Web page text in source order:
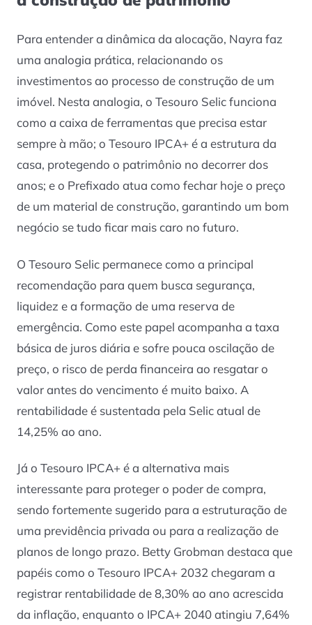
Para entender a dinâmica da alocação, Nayra faz
uma analogia prática, relacionando os
investimentos ao processo de construção de um
imóvel. Nesta analogia, o Tesouro Selic funciona
como a caixa de ferramentas que precisa estar
sempre à mão; o Tesouro IPCA+ é a estrutura da
casa, protegendo o patrimônio no decorrer dos
anos; e o Prefixado atua como fechar hoje o preço
de um material de construção, garantindo um bom
negócio se tudo ficar mais caro no futuro.
O Tesouro Selic permanece como a principal
recomendação para quem busca segurança,
liquidez e a formação de uma reserva de
emergência. Como este papel acompanha a taxa
básica de juros diária e sofre pouca oscilação de
preço, o risco de perda financeira ao resgatar o
valor antes do vencimento é muito baixo. A
rentabilidade é sustentada pela Selic atual de
14,25% ao ano.
Já o Tesouro IPCA+ é a alternativa mais
interessante para proteger o poder de compra,
sendo fortemente sugerido para a estruturação de
uma previdência privada ou para a realização de
planos de longo prazo. Betty Grobman destaca que
papéis como o Tesouro IPCA+ 2032 chegaram a
registrar rentabilidade de 8,30% ao ano acrescida
da inflação, enquanto o IPCA+ 2040 atingiu 7,64%